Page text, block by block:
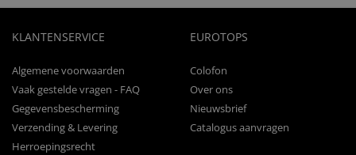
KLANTENSERVICE
Algemene voorwaarden
Vaak gestelde vragen - FAQ
Gegevensbescherming
Verzending & Levering
Herroepingsrecht
EUROTOPS
Colofon
Over ons
Nieuwsbrief
Catalogus aanvragen